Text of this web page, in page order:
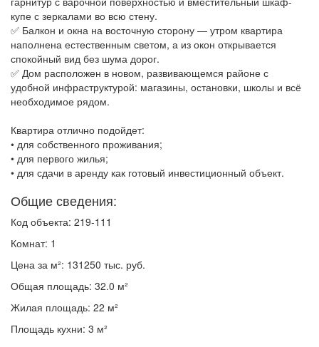
купе с зеркалами во всю стену.
✅ Балкон и окна на восточную сторону — утром квартира
наполнена естественным светом, а из окон открывается
спокойный вид без шума дорог.
✅ Дом расположен в новом, развивающемся районе с
удобной инфраструктурой: магазины, остановки, школы и всё
необходимое рядом.
Квартира отлично подойдет:
• для собственного проживания;
• для первого жилья;
• для сдачи в аренду как готовый инвестиционный объект.
Общие сведения:
Код объекта: 219-111
Комнат: 1
Цена за м²: 131250 тыс. руб.
Общая площадь: 32.0 м²
Жилая площадь: 22 м²
Площадь кухни: 3 м²